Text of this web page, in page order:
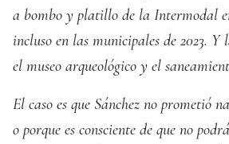
a bombo y platillo de la Intermodal
incluso en las municipales de 2023.
el museo arqueológico y el
El caso es que Sánchez no prometió
o porque es consciente de que no